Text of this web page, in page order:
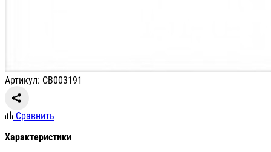
Артикул: СВ003191
Сравнить
Характеристики